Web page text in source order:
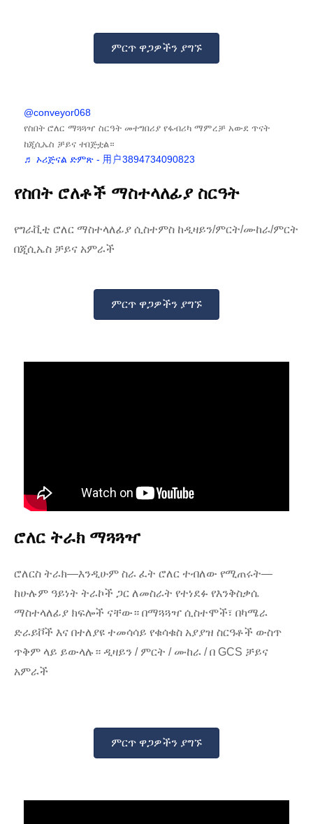
ምርጥ ዋጋዎችን ያግኙ
@conveyor068
የስበት ሮለር ማጓጓዣ ስርዓት መተግበሪያ የፋብሪካ ማምረቻ አውደ ጥናት
ከጂሲኤስ ቻይና ተበጅቷል።
♬ ኦሪጅናል ድምጽ - 用户3894734090823
የስበት ሮለቶች ማስተላለፊያ ስርዓት
የግራቪቲ ሮለር ማስተላለፊያ ሲስተምስ ከዲዛይን/ምርት/ሙከራ/ምርት
በጂሲኤስ ቻይና አምራች
ምርጥ ዋጋዎችን ያግኙ
ሮለር ትራክ ማጓጓዣ
ሮለርስ ትራክ—እንዲሁም ስራ ፈት ሮለር ተብለው የሚጠሩት—
ከሁሉም ዓይነት ትራኮች ጋር ለመስራት የተነደፉ የእንቅስቃሴ
ማስተላለፊያ ክፍሎች ናቸው። በማጓጓዣ ሲስተሞች፣ በካሜራ
ድራይቮች እና በተለያዩ ተመሳሳይ የቁሳቁስ አያያዝ ስርዓቶች ውስጥ
ጥቅም ላይ ይውላሉ። ዲዛይን / ምርት / ሙከራ / በ GCS ቻይና
አምራች
ምርጥ ዋጋዎችን ያግኙ